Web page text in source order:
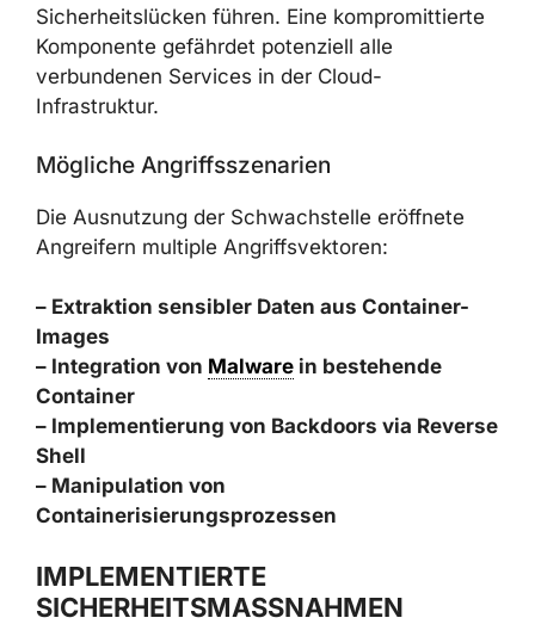
Sicherheitslücken führen. Eine kompromittierte
Komponente gefährdet potenziell alle
verbundenen Services in der Cloud-
Infrastruktur.
Mögliche Angriffsszenarien
Die Ausnutzung der Schwachstelle eröffnete
Angreifern multiple Angriffsvektoren:
– Extraktion sensibler Daten aus Container-
Images
– Integration von Malware in bestehende
Container
– Implementierung von Backdoors via Reverse
Shell
– Manipulation von
Containerisierungsprozessen
IMPLEMENTIERTE
SICHERHEITSMASSNAHMEN